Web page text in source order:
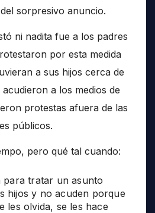
sorpresivo anuncio.
ni nadita fue a los padres
por esta medida
a sus hijos cerca de
a los medios de
protestas afuera de las
públicos.
pero qué tal cuando:
para tratar un asunto
hijos y no acuden porque
les olvida, se les hace